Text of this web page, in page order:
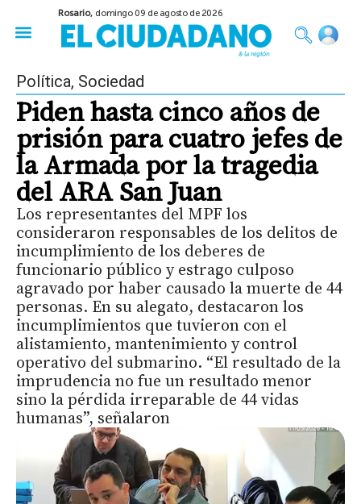
Rosario, domingo 09 de agosto de 2026
Política, Sociedad
Piden hasta cinco años de
prisión para cuatro jefes de
la Armada por la tragedia
del ARA San Juan
Los representantes del MPF los
consideraron responsables de los delitos de
incumplimiento de los deberes de
funcionario público y estrago culposo
agravado por haber causado la muerte de 44
personas. En su alegato, destacaron los
incumplimientos que tuvieron con el
alistamiento, mantenimiento y control
operativo del submarino. “El resultado de la
imprudencia no fue un resultado menor
sino la pérdida irreparable de 44 vidas
humanas”, señalaron